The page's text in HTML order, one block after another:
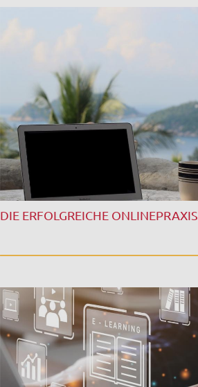
DIE ERFOLGREICHE ONLINEPRAXIS